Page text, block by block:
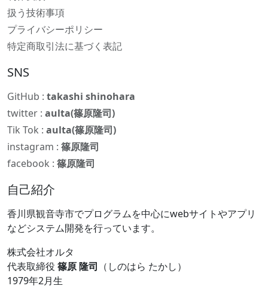
扱う技術事項
プライバシーポリシー
特定商取引法に基づく表記
SNS
GitHub : takashi shinohara
twitter : aulta(篠原隆司)
Tik Tok : aulta(篠原隆司)
instagram : 篠原隆司
facebook : 篠原隆司
自己紹介
香川県観音寺市でプログラムを中心にwebサイトやアプリ
などシステム開発を行っています。
株式会社オルタ
代表取締役 篠原 隆司 （しのはら たかし）
1979年2月生